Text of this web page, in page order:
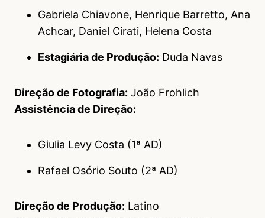
Gabriela Chiavone, Henrique Barretto, Ana
Achcar, Daniel Cirati, Helena Costa
Estagiária de Produção: Duda Navas
Direção de Fotografia: João Frohlich
Assistência de Direção:
Giulia Levy Costa (1ª AD)
Rafael Osório Souto (2ª AD)
Direção de Produção: Latino